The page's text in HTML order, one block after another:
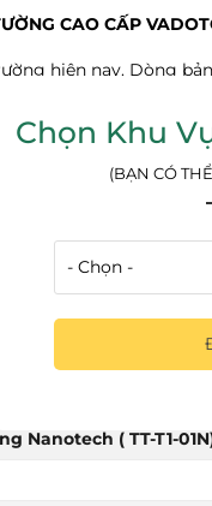
CAO CẤP
hiện nay. Dòng
chiếc
giá khác nhau?
trắng chống lóa cao
trội so với các sản
lựa chọn dòng sản
Nanotech ( TT-T1-
Chọn Khu
(BẠN CÓ